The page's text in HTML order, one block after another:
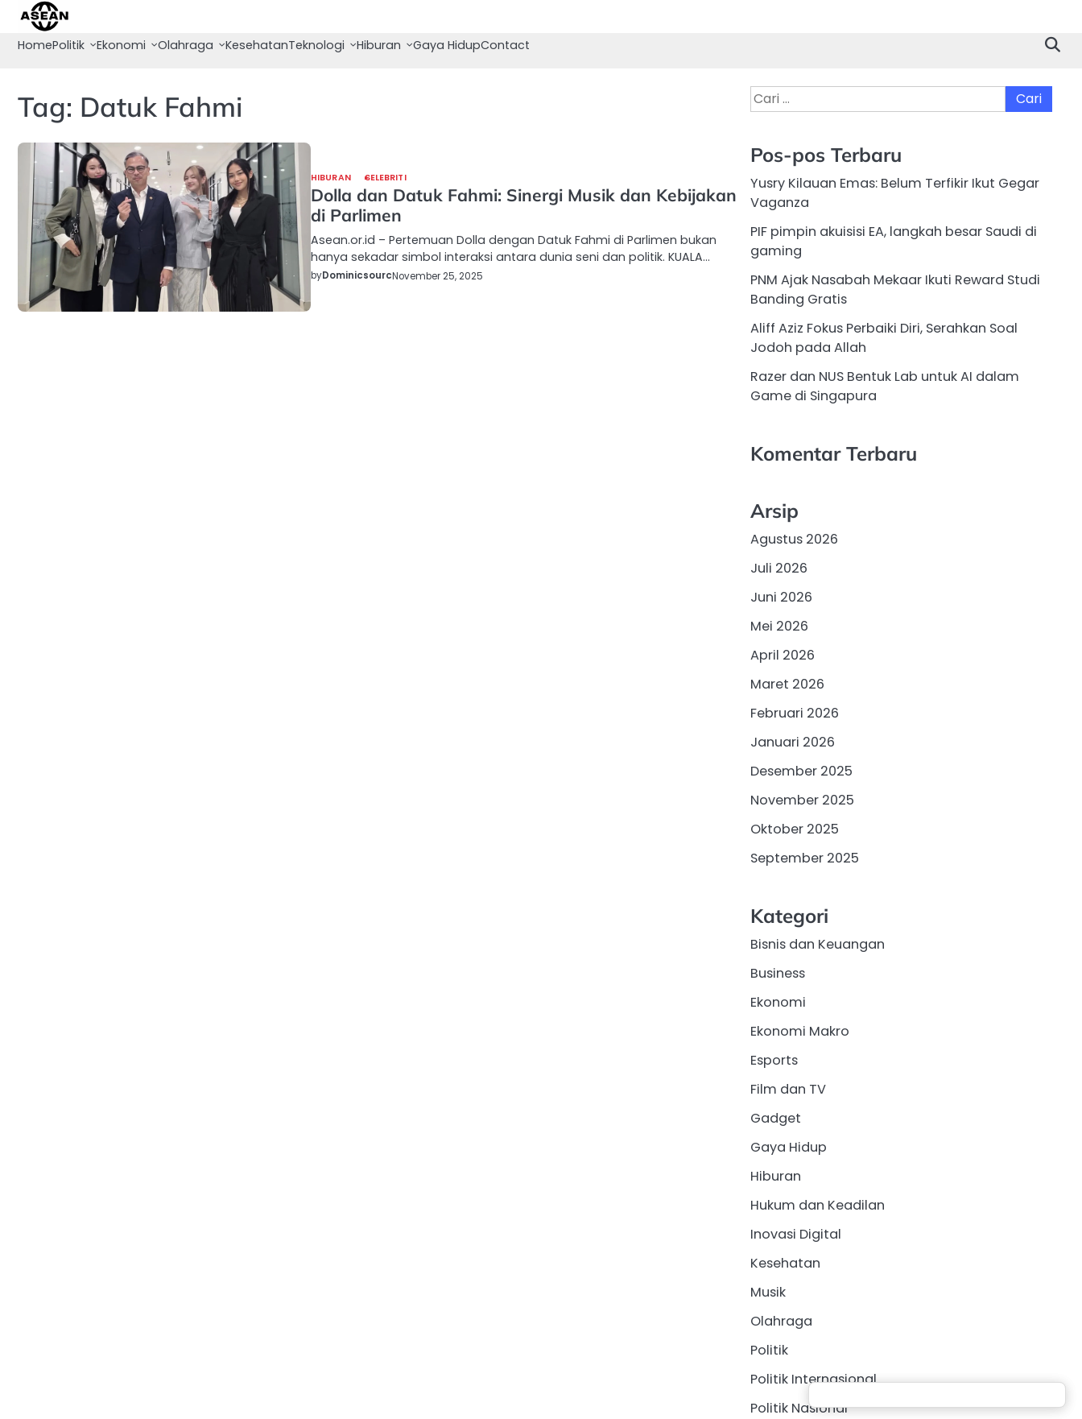
Skip
content
HomePolitik Ekonomi Olahraga KesehatanTeknologi Hiburan Gaya HidupContact
Tag: Datuk Fahmi
HIBURAN SELEBRITI
Dolla dan Datuk Fahmi: Sinergi Musik dan Kebijakan
di Parlimen
Asean.or.id – Pertemuan Dolla dengan Datuk Fahmi di Parlimen bukan
hanya sekadar simbol interaksi antara dunia seni dan politik. KUALA…
byDominicsourcNovember 25, 2025
Cari
untuk:
Pos-pos Terbaru
Yusry Kilauan Emas: Belum Terfikir Ikut Gegar
Vaganza
PIF pimpin akuisisi EA, langkah besar Saudi di
gaming
PNM Ajak Nasabah Mekaar Ikuti Reward Studi
Banding Gratis
Aliff Aziz Fokus Perbaiki Diri, Serahkan Soal
Jodoh pada Allah
Razer dan NUS Bentuk Lab untuk AI dalam
Game di Singapura
Komentar Terbaru
Arsip
Agustus 2026
Juli 2026
Juni 2026
Mei 2026
April 2026
Maret 2026
Februari 2026
Januari 2026
Desember 2025
November 2025
Oktober 2025
September 2025
Kategori
Bisnis dan Keuangan
Business
Ekonomi
Ekonomi Makro
Esports
Film dan TV
Gadget
Gaya Hidup
Hiburan
Hukum dan Keadilan
Inovasi Digital
Kesehatan
Musik
Olahraga
Politik
Politik Internasional
Politik Nasional